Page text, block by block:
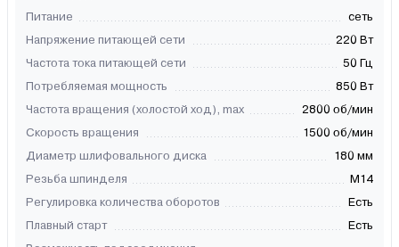
Питание
сеть
Напряжение питающей сети
220 Вт
Частота тока питающей сети
50 Гц
Потребляемая мощность
850 Вт
Частота вращения (холостой ход), max
2800 об/мин
Скорость вращения
1500 об/мин
Диаметр шлифовального диска
180 мм
Резьба шпинделя
М14
Регулировка количества оборотов
Есть
Плавный старт
Есть